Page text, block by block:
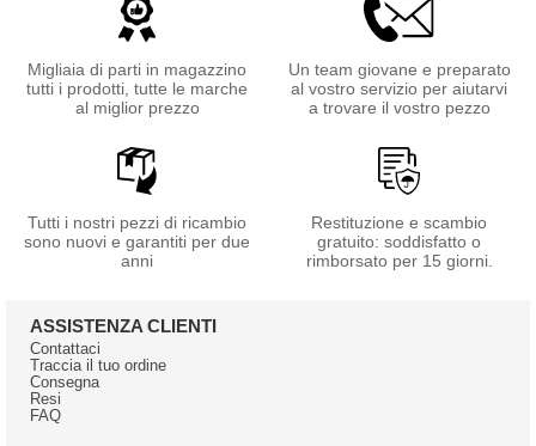
Migliaia di parti in magazzino
tutti i prodotti, tutte le marche
al miglior prezzo
Un team giovane e preparato
al vostro servizio per aiutarvi
a trovare il vostro pezzo
Tutti i nostri pezzi di ricambio
sono nuovi e garantiti per due
anni
Restituzione e scambio
gratuito: soddisfatto o
rimborsato per 15 giorni.
ASSISTENZA CLIENTI
Contattaci
Traccia il tuo ordine
Consegna
Resi
FAQ